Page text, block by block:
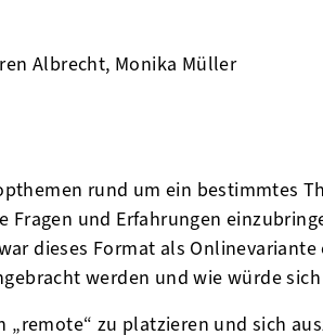
Albrecht, Monika Müller
rund um ein bestimmtes
Fragen und Erfahrungen
dieses Format als
werden und wie würde
zu platzieren und sich